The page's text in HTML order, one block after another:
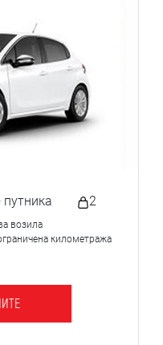
2
возила
километража